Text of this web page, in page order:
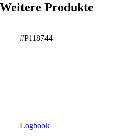
Weitere Produkte
#P118744
Logbook